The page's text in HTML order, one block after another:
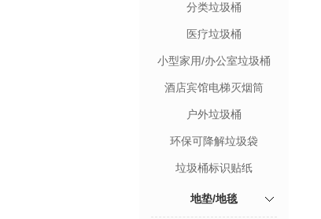
分类垃圾桶
医疗垃圾桶
小型家用/办公室垃圾桶
酒店宾馆电梯灭烟筒
户外垃圾桶
环保可降解垃圾袋
垃圾桶标识贴纸
地垫/地毯